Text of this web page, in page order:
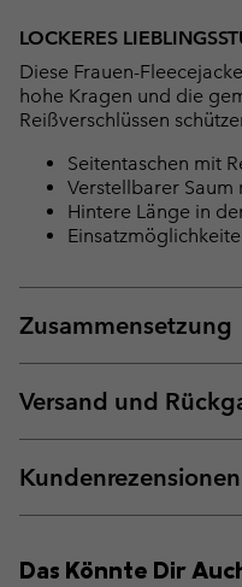
LOCKERES
Diese Frauen-
hohe Kragen und die
Reißverschlüssen
Seitentaschen mit
Verstellbarer Saum
Hintere Länge in
Zusammensetzung
Versand und
Kundenrezensionen
Das Könnte Dir